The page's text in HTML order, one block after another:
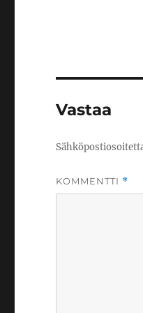
Vastaa
KOMMENTTI *